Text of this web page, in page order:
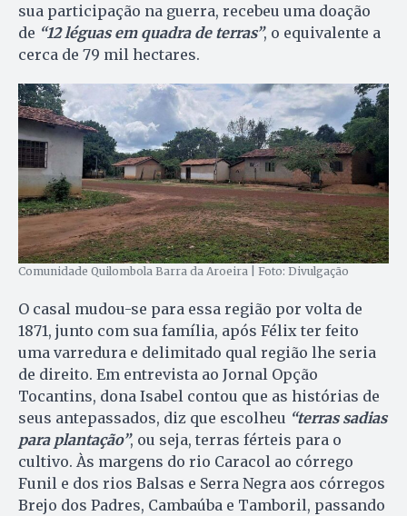
sua participação na guerra, recebeu uma doação
de “12 léguas em quadra de terras”, o equivalente a
cerca de 79 mil hectares.
Comunidade Quilombola Barra da Aroeira | Foto: Divulgação
O casal mudou-se para essa região por volta de
1871, junto com sua família, após Félix ter feito
uma varredura e delimitado qual região lhe seria
de direito. Em entrevista ao Jornal Opção
Tocantins, dona Isabel contou que as histórias de
seus antepassados, diz que escolheu “terras sadias
para plantação”, ou seja, terras férteis para o
cultivo. Às margens do rio Caracol ao córrego
Funil e dos rios Balsas e Serra Negra aos córregos
Brejo dos Padres, Cambaúba e Tamboril, passando